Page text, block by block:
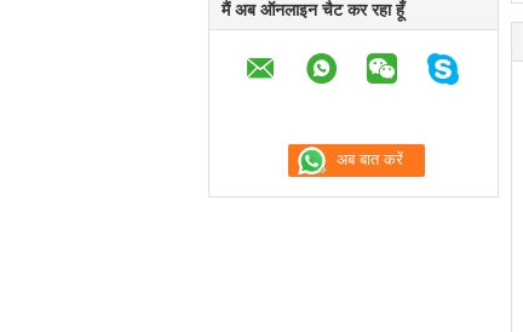
मैं अब ऑनलाइन चैट कर रहा हूँ